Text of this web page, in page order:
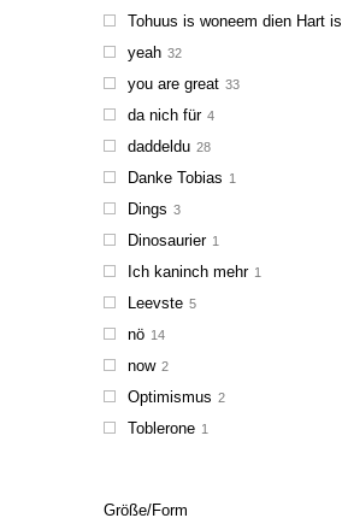
Tohuus is woneem dien Hart is
yeah 32
you are great 33
da nich für 4
daddeldu 28
Danke Tobias 1
Dings 3
Dinosaurier 1
Ich kaninch mehr 1
Leevste 5
nö 14
now 2
Optimismus 2
Toblerone 1
Größe/Form